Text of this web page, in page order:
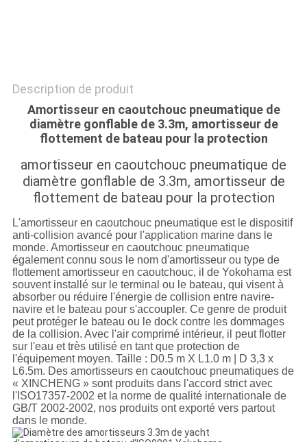
Description de produit
Amortisseur en caoutchouc pneumatique de
diamètre gonflable de 3.3m, amortisseur de
flottement de bateau pour la protection
amortisseur en caoutchouc pneumatique de
diamètre gonflable de 3.3m, amortisseur de
flottement de bateau pour la protection
L'amortisseur en caoutchouc pneumatique est le dispositif
anti-collision avancé pour l'application marine dans le
monde. Amortisseur en caoutchouc pneumatique
également connu sous le nom d'amortisseur ou type de
flottement amortisseur en caoutchouc, il de Yokohama est
souvent installé sur le terminal ou le bateau, qui visent à
absorber ou réduire l'énergie de collision entre navire-
navire et le bateau pour s'accoupler. Ce genre de produit
peut protéger le bateau ou le dock contre les dommages
de la collision. Avec l'air comprimé intérieur, il peut flotter
sur l'eau et très utilisé en tant que protection de
l'équipement moyen. Taille : D0.5 m X L1.0 m | D 3,3 x
L6.5m. Des amortisseurs en caoutchouc pneumatiques de
« XINCHENG » sont produits dans l'accord strict avec
l'ISO17357-2002 et la norme de qualité internationale de
GB/T 2002-2002, nos produits ont exporté vers partout
dans le monde.